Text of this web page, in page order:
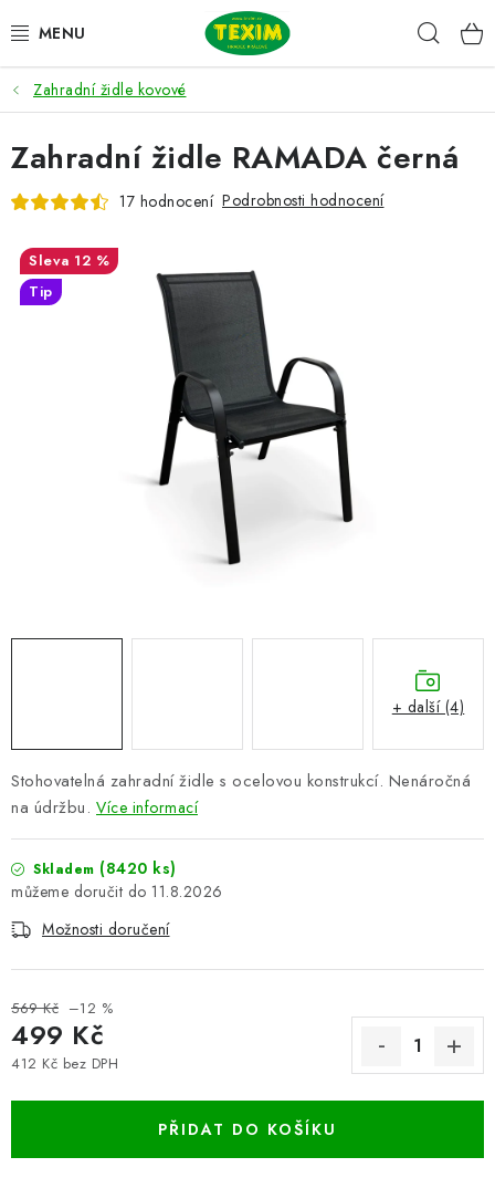
na
ZAHRADNÍ SESTAVY
ŽIDLE
STOLY
LAVICE
Reklamace
Formulář odstoupení od smlouvy
Nákup na splátky ESSOX
Zahradní židle kovové
Stohovatelná zahradní židle s ocelovou konstrukcí. Nenáročná
na údržbu. Více informací
Skladem (8420 ks)
11.8.2026
Možnosti doručení
569 Kč –12 %
499 Kč
412 Kč bez DPH
PŘIDAT DO KOŠÍKU
Zahradní židle RAMADA černá
17 hodnocení Podrobnosti hodnocení
12 %
Tip
+ další (4)